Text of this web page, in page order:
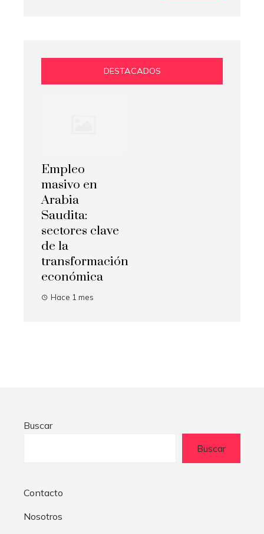
DESTACADOS
Empleo
masivo en
Arabia
Saudita:
sectores clave
de la
transformación
económica
Hace 1 mes
Buscar
Buscar
Contacto
Nosotros